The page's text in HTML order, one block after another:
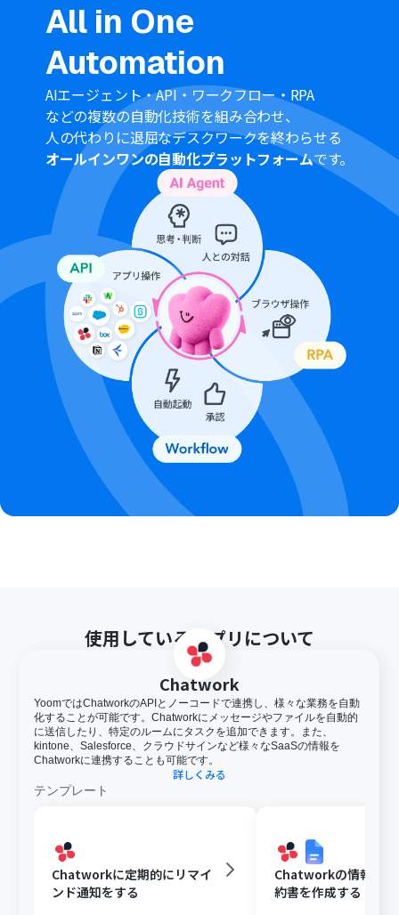
All in One
Automation
AIエージェント・API・ワークフロー・RPA
などの複数の自動化技術を組み合わせ、
人の代わりに退屈なデスクワークを終わらせる
オールインワンの自動化プラットフォームです。
使用しているアプリについて
Chatwork
YoomではChatworkのAPIとノーコードで連携し、様々な業務を自動
化することが可能です。Chatworkにメッセージやファイルを自動的
に送信したり、特定のルームにタスクを追加できます。また、
kintone、Salesforce、クラウドサインなど様々なSaaSの情報を
Chatworkに連携することも可能です。
詳しくみる
テンプレート
Chatworkに定期的にリマイ
ンド通知をする
Chatworkの情報を
約書を作成する